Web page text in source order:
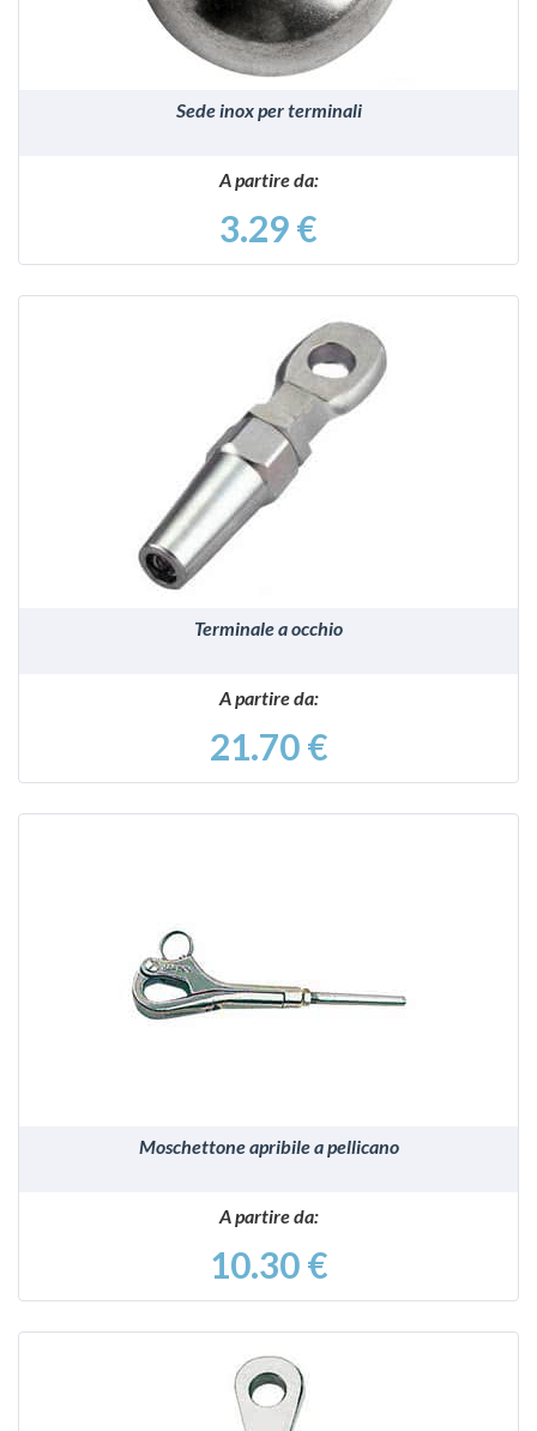
Sede inox per terminali
A partire da:
3.29 €
VEDI
Terminale a occhio
A partire da:
21.70 €
Moschettone apribile a pellicano
A partire da:
10.30 €